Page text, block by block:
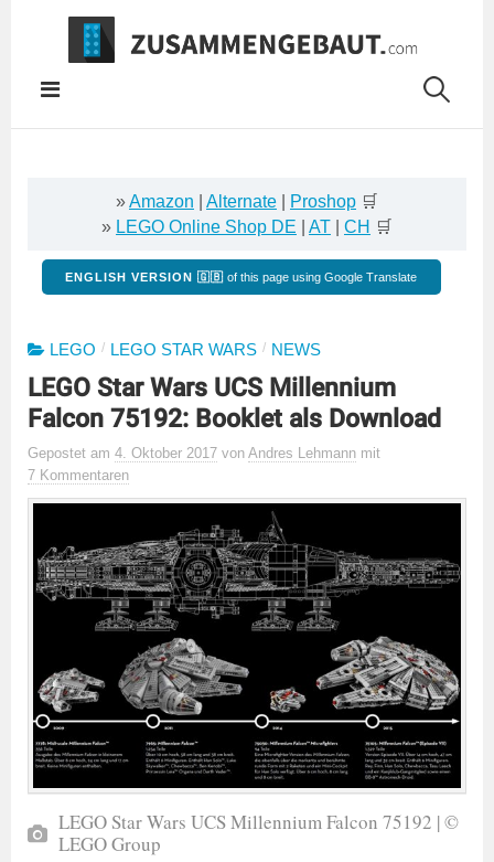
Springe
Inhalt
»Amazon Alternate Proshop 🛒
» LEGO Online Shop DE AT CH 🛒
ENGLISH VERSION 🇬🇧 of this page using Google Translate
LEGO / LEGO STAR WARS / NEWS
LEGO Star Wars UCS Millennium
Falcon 75192: Booklet als Download
Gepostet am 4. Oktober 2017 von Andres Lehmann mit
7 Kommentaren
LEGO Star Wars UCS Millennium Falcon 75192 | ©
LEGO Group